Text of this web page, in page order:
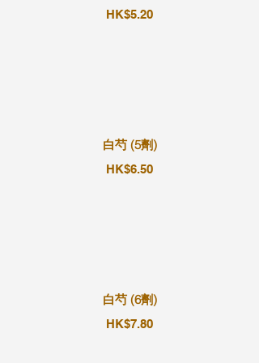
HK$5.20
白芍 (5劑)
HK$6.50
白芍 (6劑)
HK$7.80